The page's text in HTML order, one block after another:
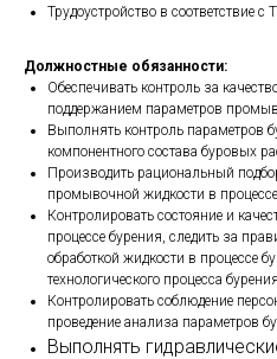
Трудоустройство в соответствие с
Должностные обязанности:
Обеспечивать контроль за
поддержанием параметров
Выполнять контроль параметров
компонентного состава буровых
Производить рациональный
промывочной жидкости в
Контролировать состояние и
процессе бурения, следить за
обработкой жидкости в процессе
технологического процесса
Контролировать соблюдение
проведение анализа параметров
Выполнять